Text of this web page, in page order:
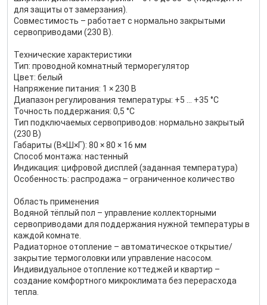
для защиты от замерзания).
Совместимость – работает с нормально закрытыми
сервоприводами (230 В).
Технические характеристики
Тип: проводной комнатный терморегулятор
Цвет: белый
Напряжение питания: 1 × 230 В
Диапазон регулирования температуры: +5 … +35 °C
Точность поддержания: 0,5 °C
Тип подключаемых сервоприводов: нормально закрытый
(230 В)
Габариты (В×Ш×Г): 80 × 80 × 16 мм
Способ монтажа: настенный
Индикация: цифровой дисплей (заданная температура)
Особенность: распродажа – ограниченное количество
Область применения
Водяной тёплый пол – управление коллекторными
сервоприводами для поддержания нужной температуры в
каждой комнате.
Радиаторное отопление – автоматическое открытие/
закрытие термоголовки или управление насосом.
Индивидуальное отопление коттеджей и квартир –
создание комфортного микроклимата без перерасхода
тепла.